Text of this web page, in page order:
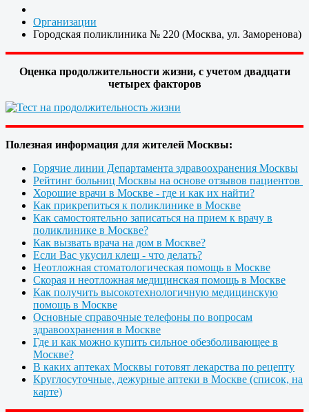
Организации
Городская поликлиника № 220 (Москва, ул. Заморенова)
Оценка продолжительности жизни, с учетом двадцати
четырех факторов
Полезная информация для жителей Москвы:
Горячие линии Департамента здравоохранения Москвы
Рейтинг больниц Москвы на основе отзывов пациентов
Хорошие врачи в Москве - где и как их найти?
Как прикрепиться к поликлинике в Москве
Как самостоятельно записаться на прием к врачу в
поликлинике в Москве?
Как вызвать врача на дом в Москве?
Если Вас укусил клещ - что делать?
Неотложная стоматологическая помощь в Москве
Скорая и неотложная медицинская помощь в Москве
Как получить высокотехнологичную медицинскую
помощь в Москве
Основные справочные телефоны по вопросам
здравоохранения в Москве
Где и как можно купить сильное обезболивающее в
Москве?
В каких аптеках Москвы готовят лекарства по рецепту
Круглосуточные, дежурные аптеки в Москве (список, на
карте)